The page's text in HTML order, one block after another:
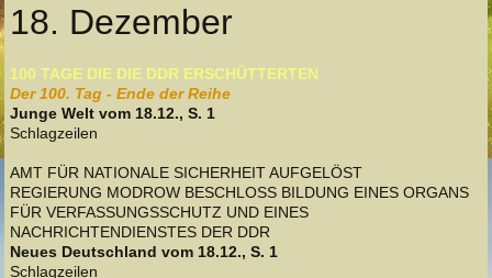
18. Dezember
100 TAGE DIE DIE DDR ERSCHÜTTERTEN
Der 100. Tag - Ende der Reihe
Junge Welt vom 18.12., S. 1
Schlagzeilen
AMT FÜR NATIONALE SICHERHEIT AUFGELÖST
REGIERUNG MODROW BESCHLOSS BILDUNG EINES ORGANS
FÜR VERFASSUNGSSCHUTZ UND EINES
NACHRICHTENDIENSTES DER DDR
Neues Deutschland vom 18.12., S. 1
Schlagzeilen